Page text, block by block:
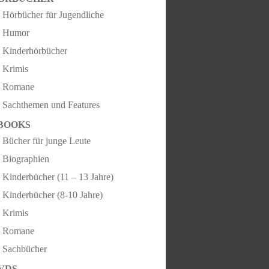
Hörbücher für Jugendliche
Humor
Kinderhörbücher
Krimis
Romane
Sachthemen und Features
Bücher für junge Leute
Biographien
Kinderbücher (11 – 13 Jahre)
Kinderbücher (8-10 Jahre)
Krimis
Romane
Sachbücher